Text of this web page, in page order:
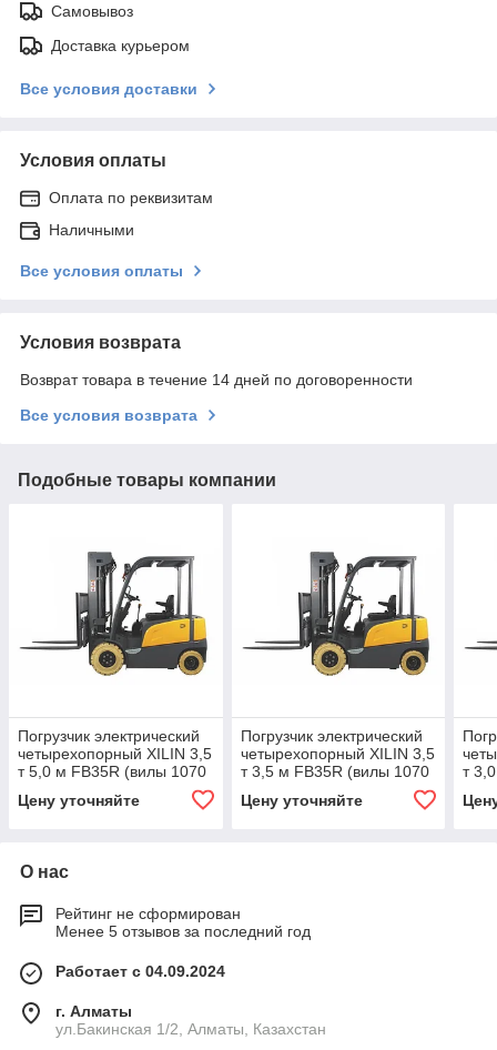
Самовывоз
Доставка курьером
Все условия доставки
Условия оплаты
Оплата по реквизитам
Наличными
Все условия оплаты
Условия возврата
Возврат товара в течение 14 дней по договоренности
Все условия возврата
Подобные товары компании
Погрузчик электрический
четырехопорный XILIN 3,5
т 5,0 м FB35R (вилы 1070
Цену уточняйте
Погрузчик электрический
четырехопорный XILIN 3,5
т 3,5 м FB35R (вилы 1070
Цену уточняйте
т
О нас
Рейтинг не сформирован
Менее 5 отзывов за последний год
Работает с 04.09.2024
г. Алматы
ул.Бакинская 1/2, Алматы, Казахстан